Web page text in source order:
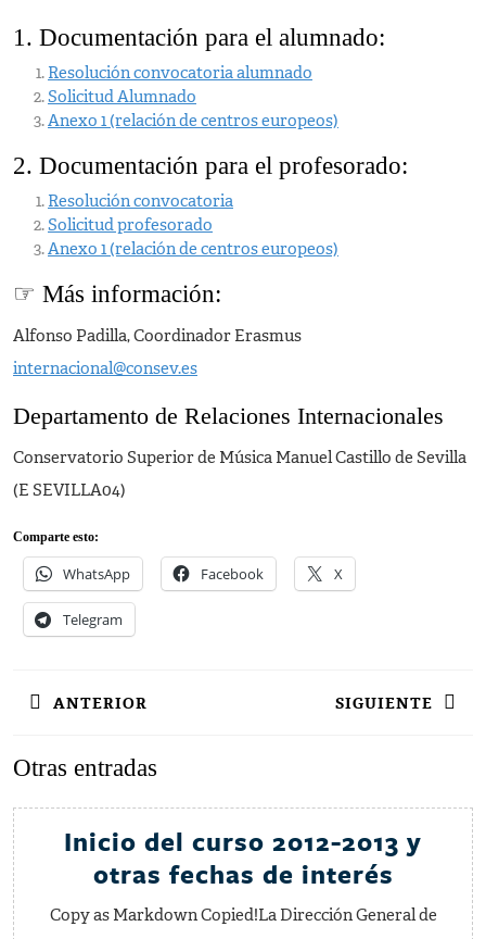
1. Documentación para el alumnado:
Resolución convocatoria alumnado
Solicitud Alumnado
Anexo 1 (relación de centros europeos)
2. Documentación para el profesorado:
Resolución convocatoria
Solicitud profesorado
Anexo 1 (relación de centros europeos)
☞ Más información:
Alfonso Padilla, Coordinador Erasmus
internacional@consev.es
Departamento de Relaciones Internacionales
Conservatorio Superior de Música Manuel Castillo de Sevilla
(E SEVILLA04)
Comparte esto:
WhatsApp Facebook X
Telegram
de
ANTERIOR
anterior:
SIGUIENTE
Otras entradas
Inicio del curso 2012-2013 y
otras fechas de interés
del
Copy as Markdown Copied!La Dirección General de